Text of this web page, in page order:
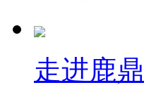
走进鹿鼎